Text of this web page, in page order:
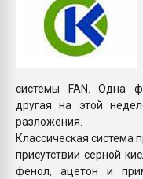
системы FAN. Одна
другая на этой
разложения.
Классическая система
присутствии серной
фенол, ацетон и